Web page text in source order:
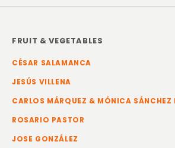
FRUIT & VEGETABLES
CÉSAR SALAMANCA
JESÚS VILLENA
CARLOS MÁRQUEZ & MÓNICA SÁNCHEZ
ROSARIO PASTOR
JOSE GONZÁLEZ